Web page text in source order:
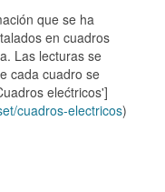
que se ha
en cuadros
Las lecturas se
cada cuadro se
elećtricos']
cuadros-electricos)